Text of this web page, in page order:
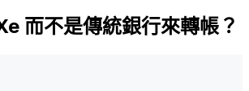
而不是傳統銀行來轉帳？